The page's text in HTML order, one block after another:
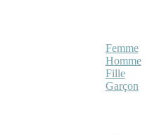
Femme
Homme
Fille
Garçon